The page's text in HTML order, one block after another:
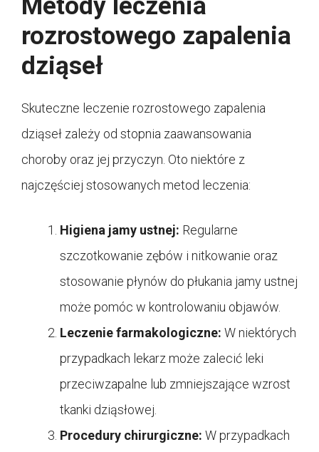
rozrostowego zapalenia
dziąseł
Skuteczne leczenie rozrostowego zapalenia
dziąseł zależy od stopnia zaawansowania
choroby oraz jej przyczyn. Oto niektóre z
najczęściej stosowanych metod leczenia:
Higiena jamy ustnej: Regularne
szczotkowanie zębów i nitkowanie oraz
stosowanie płynów do płukania jamy ustnej
może pomóc w kontrolowaniu objawów.
Leczenie farmakologiczne: W niektórych
przypadkach lekarz może zalecić leki
przeciwzapalne lub zmniejszające wzrost
tkanki dziąsłowej.
Procedury chirurgiczne: W przypadkach